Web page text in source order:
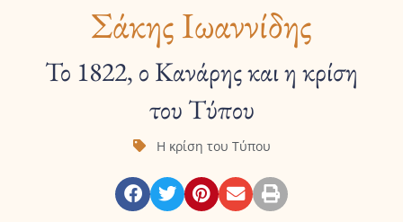
Σάκης Ιωαννίδης
Το 1822, ο Κανάρης και η κρίση
του Τύπου
Η κρίση του Τύπου